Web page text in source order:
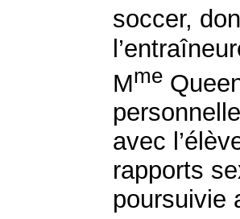
soccer,
Mme
avec
rapports
poursuivie